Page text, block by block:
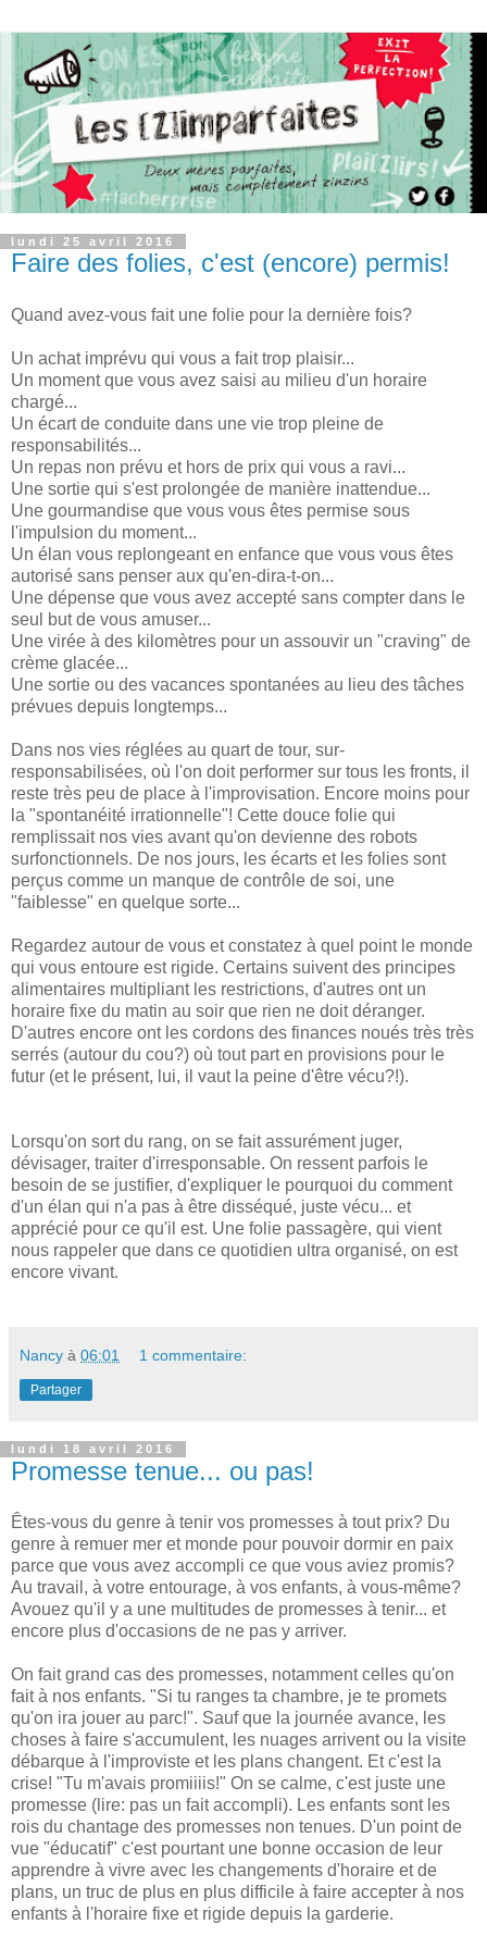
lundi 25 avril 2016
Faire des folies, c'est (encore) permis!
Quand avez-vous fait une folie pour la dernière fois?
Un achat imprévu qui vous a fait trop plaisir...
Un moment que vous avez saisi au milieu d'un horaire
chargé...
Un écart de conduite dans une vie trop pleine de
responsabilités...
Un repas non prévu et hors de prix qui vous a ravi...
Une sortie qui s'est prolongée de manière inattendue...
Une gourmandise que vous vous êtes permise sous
l'impulsion du moment...
Un élan vous replongeant en enfance que vous vous êtes
autorisé sans penser aux qu'en-dira-t-on...
Une dépense que vous avez accepté sans compter dans le
seul but de vous amuser...
Une virée à des kilomètres pour un assouvir un "craving" de
crème glacée...
Une sortie ou des vacances spontanées au lieu des tâches
prévues depuis longtemps...
Dans nos vies réglées au quart de tour, sur-
responsabilisées, où l'on doit performer sur tous les fronts, il
reste très peu de place à l'improvisation. Encore moins pour
la "spontanéité irrationnelle"! Cette douce folie qui
remplissait nos vies avant qu'on devienne des robots
surfonctionnels. De nos jours, les écarts et les folies sont
perçus comme un manque de contrôle de soi, une
"faiblesse" en quelque sorte...
Regardez autour de vous et constatez à quel point le monde
qui vous entoure est rigide. Certains suivent des principes
alimentaires multipliant les restrictions, d'autres ont un
horaire fixe du matin au soir que rien ne doit déranger.
D'autres encore ont les cordons des finances noués très très
serrés (autour du cou?) où tout part en provisions pour le
futur (et le présent, lui, il vaut la peine d'être vécu?!).
Lorsqu'on sort du rang, on se fait assurément juger,
dévisager, traiter d'irresponsable. On ressent parfois le
besoin de se justifier, d'expliquer le pourquoi du comment
d'un élan qui n'a pas à être disséqué, juste vécu... et
apprécié pour ce qu'il est. Une folie passagère, qui vient
nous rappeler que dans ce quotidien ultra organisé, on est
encore vivant.
Nancy à 06:01 1 commentaire:
Partager
lundi 18 avril 2016
Promesse tenue... ou pas!
Êtes-vous du genre à tenir vos promesses à tout prix? Du
genre à remuer mer et monde pour pouvoir dormir en paix
parce que vous avez accompli ce que vous aviez promis?
Au travail, à votre entourage, à vos enfants, à vous-même?
Avouez qu'il y a une multitudes de promesses à tenir... et
encore plus d'occasions de ne pas y arriver.
On fait grand cas des promesses, notamment celles qu'on
fait à nos enfants. "Si tu ranges ta chambre, je te promets
qu'on ira jouer au parc!". Sauf que la journée avance, les
choses à faire s'accumulent, les nuages arrivent ou la visite
débarque à l'improviste et les plans changent. Et c'est la
crise! "Tu m'avais promiiiis!" On se calme, c'est juste une
promesse (lire: pas un fait accompli). Les enfants sont les
rois du chantage des promesses non tenues. D'un point de
vue "éducatif" c'est pourtant une bonne occasion de leur
apprendre à vivre avec les changements d'horaire et de
plans, un truc de plus en plus difficile à faire accepter à nos
enfants à l'horaire fixe et rigide depuis la garderie.